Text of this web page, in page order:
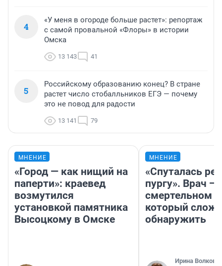
4
«У меня в огороде больше растет»: репортаж
с самой провальной «Флоры» в истории
Омска
13 143 41
5
Российскому образованию конец? В стране
растет число стобалльников ЕГЭ — почему
это не повод для радости
13 141 79
МНЕНИЕ
«Город — как нищий на
паперти»: краевед
возмутился
установкой памятника
Высоцкому в Омске
МНЕНИЕ
«Спуталась
пургу». Врач —
смертельном
который
обнаружить
Ирина Волкова